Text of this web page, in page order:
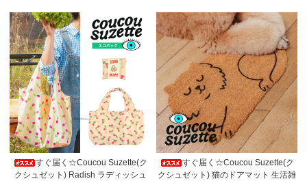
すぐ届く☆Coucou Suzette(ク
クシュゼット) Radish ラディッシュ
すぐ届く☆Coucou Suzette(ク
クシュゼット) 猫のドアマット 生活雑